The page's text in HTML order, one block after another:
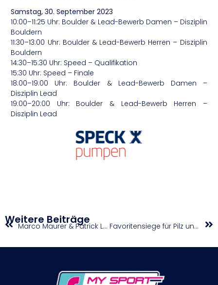
Samstag, 30. September 2023
10:00–11:25 Uhr: Boulder & Lead-Bewerb Damen – Disziplin
Bouldern
11:30–13:00 Uhr: Boulder & Lead-Bewerb Herren – Disziplin
Bouldern
14:30–15:30 Uhr: Speed – Qualifikation
15:30 Uhr: Speed – Finale
18:00–19:00 Uhr: Boulder & Lead-Bewerb Damen –
Disziplin Lead
19:00–20:00 Uhr: Boulder & Lead-Bewerb Herren –
Disziplin Lead
Weitere Beiträge Marco Maurer & Patrick Lutz im Audi Quattro A2 nach der Austrian Rallye Legends in Admont 2023 Favoritensiege für Pilz und Schubert im Vorstieg